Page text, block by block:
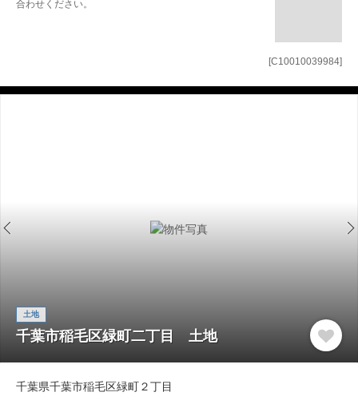
[C10010039984]
合わせください。
土地
千葉市稲毛区緑町二丁目 土地
千葉県千葉市稲毛区緑町２丁目